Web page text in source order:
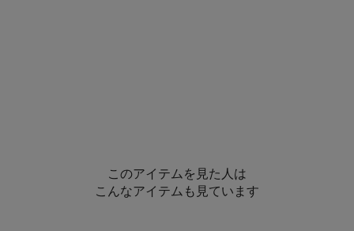
このアイテムを見た人は
こんなアイテムも見ています